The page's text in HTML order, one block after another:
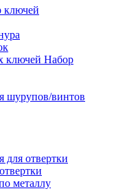
ключей
Набор
шурупов/винтов
для отвертки
металлу